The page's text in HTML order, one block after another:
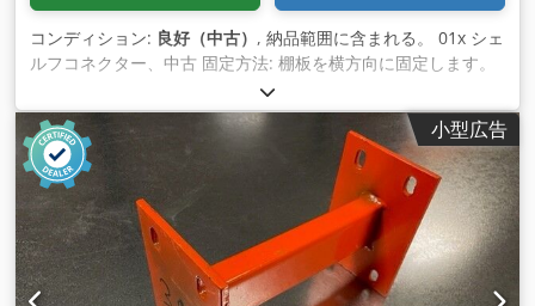
コンディション: 良好（中古） , 納品範囲に含まれる。 01x シェ
ルフコネクター、中古 固定方法: 棚板を横方向に固定します。
表面処理: 亜鉛メッキ 全長: 450 mm 棚板間隔: 約350 mm
Codpfx Amsi Euzdsmorf プロファイル寸法: U 62 x 30 mm 重
量: 0,84 kg｜個数: 1個｜重量: 0.5 kg｜個数: 1個
小型広告